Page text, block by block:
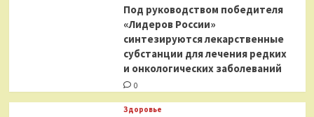
Под руководством победителя
«Лидеров России»
синтезируются лекарственные
субстанции для лечения редких
и онкологических заболеваний
0
Здоровье